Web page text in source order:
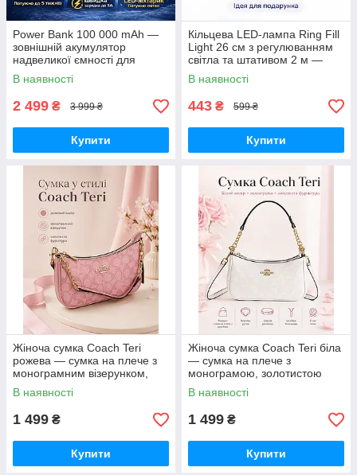
Power Bank 100 000 mAh —
зовнішній акумулятор
надвеликої ємності для
телефону, роутера та
автономного живлення
В наявності
2 499 ₴ 3 999 ₴
Купити
Кільцева LED-лампа Ring Fill
Light 26 см з регулюванням
світла та штативом 2 м —
світло для селфі, блогерів,
візажистів, фото-віде
В наявності
443 ₴ 599 ₴
Купити
Жіноча сумка Coach Teri
рожева — сумка на плече з
монограмним візерунком,
золотистою фурнітурою та
ремінцем
В наявності
1 499 ₴
Купити
Жіноча сумка Coach Teri біла
— сумка на плече з
монограмою, золотистою
фурнітурою та ремінцем
В наявності
1 499 ₴
Купити